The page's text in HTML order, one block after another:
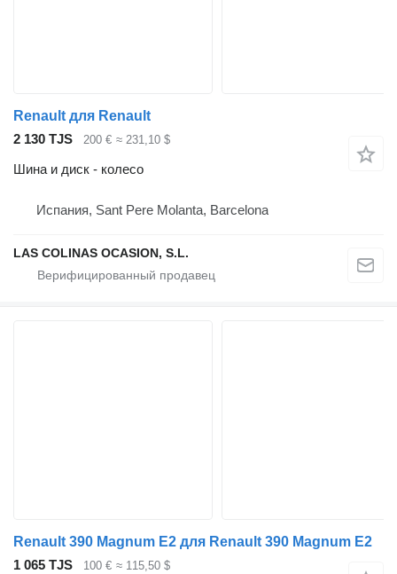
Renault для Renault
2 130 TJS
200 € ≈ 231,10 $
Шина и диск - колесо
Испания, Sant Pere Molanta, Barcelona
LAS COLINAS OCASION, S.L.
Renault 390 Magnum E2 для Renault 390 Magnum E2
1 065 TJS
100 € ≈ 115,50 $